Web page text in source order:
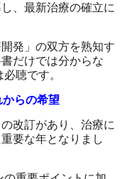
、最新治療の確立に
発」の双方を熟知す
だけでは分からな
聴です。
らの希望
改訂があり、治療に
要な年となりまし